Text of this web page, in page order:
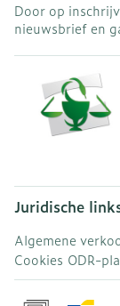
Door op
nieuwsbrief en
Juridische
Algemene
Cookies ODR-